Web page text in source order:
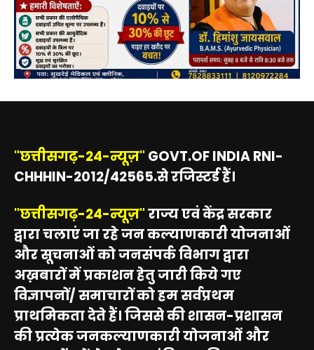
"छत्तीसगढ़-24-न्यूज़" GOVT.OF INDIA RNI-
CHHHIN-2012/42565.से रजिस्टर्ड हैं।
"छत्तीसगढ़-24-न्यूज़"राज्य एवं केंद्र सरकार
द्वारा चलाएं जा रहे जन कल्याणकारी योजनाओं
और सूचनाओं को जनसंपर्क विभाग द्वारा
अख़बारों में प्रकाशन हेतु जारी किये गए
विज्ञापनों/ समाचारों को हम सर्वप्रथम
प्राथमिकता देते हैं। जिससे की शासन-प्रशासन
की प्रत्येक जनकल्याणकारी योजनाओं और